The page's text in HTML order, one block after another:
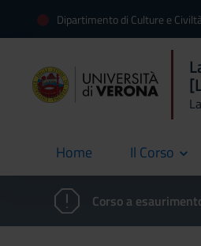
Dipartimento di Culture e
Home
current Il Corso
Corso a